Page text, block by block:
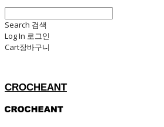
Search 검색
Log In 로그인
Cart장바구니
CROCHEANT